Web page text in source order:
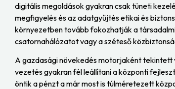
digitális megoldások gyakran csak tüneti
megfigyelés és az adatgyűjtés etikai és
környezetben tovább fokozhatják a
csatornahálózatot vagy a széteső
A gazdasági növekedés motorjaként
vezetés gyakran fél leállítani a központi
öntik a pénzt a már most is túlméretezett